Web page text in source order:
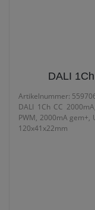
DALI
Artikelnummer:
DALI 1Ch CC
PWM, 2000mA gem+,
120x41x22mm